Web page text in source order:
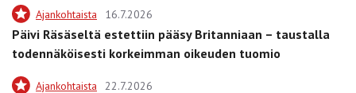
Ajankohtaista 16.7.2026
Päivi Räsäseltä estettiin pääsy Britanniaan – taustalla
todennäköisesti korkeimman oikeuden tuomio
Ajankohtaista 22.7.2026